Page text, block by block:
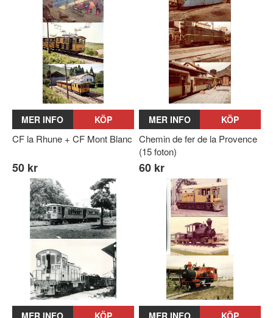
MER INFO KÖP
CF la Rhune + CF Mont Blanc
50 kr
MER INFO KÖP
Chemin de fer de la Provence
(15 foton)
60 kr